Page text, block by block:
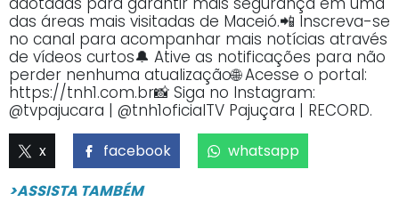
das áreas mais visitadas de Maceió.📲 Inscreva-se
no canal para acompanhar mais notícias através
de vídeos curtos🔔 Ative as notificações para não
perder nenhuma atualização🌐 Acesse o portal:
https://tnh1.com.br📸 Siga no Instagram:
@tvpajucara | @tnh1oficialTV Pajuçara | RECORD.
x facebook
whatsapp
>ASSISTA TAMBÉM